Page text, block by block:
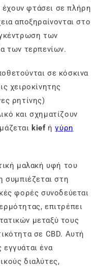
έχουν φτάσει σε πλήρη
αποξηραίνονται στο
των
των τερπενίων.
σε κόσκινα
χειροκίνητης
ρητίνης)
και σχηματίζουν
kiefήγύρη
μαλακή υφή του
συμπιέζεται στη
φορές συνοδεύεται
επιτρέπει
μεταξύ τους
σε CBD. Αυτή
ένα
διαλύτες,